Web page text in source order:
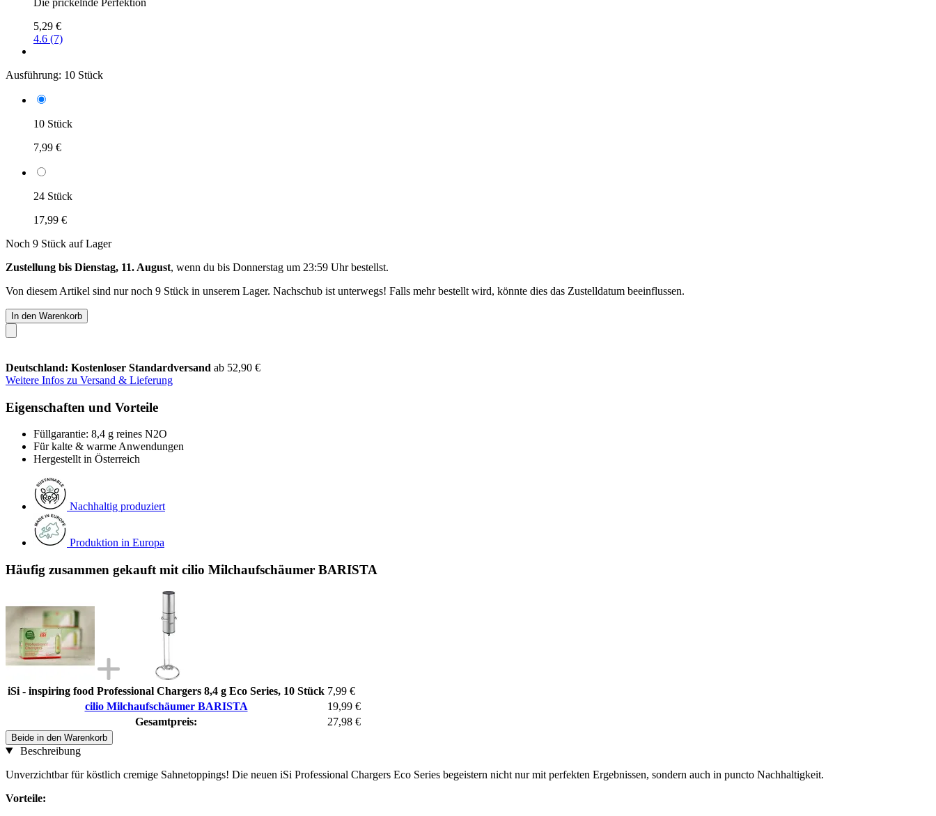
5,29 €
4.6 (7)
Ausführung: 10 Stück
10 Stück
7,99 €
24 Stück
17,99 €
Noch 9 Stück auf Lager
Zustellung bis Dienstag, 11. August, wenn du bis Donnerstag um 23:59 Uhrbestellst.
Von diesem Artikel sind nur noch 9 Stück in unserem Lager. Nachschub ist unterwegs! Falls mehr bestellt wird, könnte dies das Zustelldatum beeinflussen.
In den Warenkorb
Deutschland: Kostenloser Standardversand ab 52,90 €
Weitere Infos zu Versand & Lieferung
Eigenschaften und Vorteile
Füllgarantie: 8,4 g reines N2O
Für kalte & warme Anwendungen
Hergestellt in Österreich
Nachhaltig produziert
Produktion in Europa
Häufig zusammen gekauft mit cilio Milchaufschäumer BARISTA
iSi - inspiring food Professional Chargers 8,4 g Eco Series, 10 Stück 7,99 €
cilio Milchaufschäumer BARISTA
19,99 €
Gesamtpreis:
27,98 €
Beide in den Warenkorb
Beschreibung
Unverzichtbar für köstlich cremige Sahnetoppings! Die neuen iSi Professional Chargers Eco Series begeistern nicht nur mit perfekten Ergebnissen, sondern auch in puncto Nachhaltigkeit.
Vorteile: